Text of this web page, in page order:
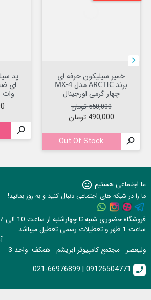
خمیر سیلیکون حرفه ای
برند ARCTIC مدل MX-4
چهار گرمی اورجینال
قیمت عادی
550,000 تومان
قیمت
490,000 تومان

Out Of Stock
پد
وات


ما اجتماعی هستیم sentiment_very_satisfied
ما را در شبکه های اجتماعی دنبال کنید و به روز بمانید!
ساعت 1 ظهر و تعطیلات رسمی تعطیل میباشد
ولیعصر - مجتمع کامپیوتر ابریشم - همکف- واحد 3
call
021-66976899 | 09126504771